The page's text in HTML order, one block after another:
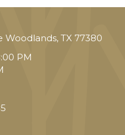
Woodlands, TX 77380
PM